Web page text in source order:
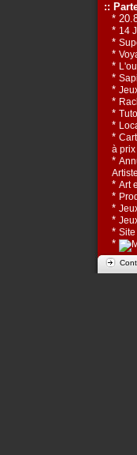
::
*
* 14
*
*
*
*
*
*
*
*
*
à prix
*
* Art
*
*
*
* Site
*